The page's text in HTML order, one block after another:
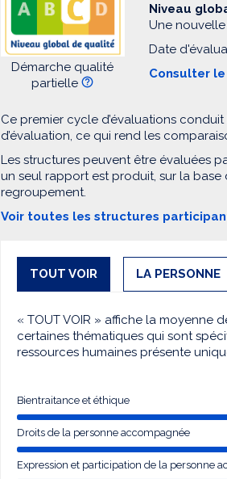
Démarche qualité
partielle
Niveau
Une
Date
Consulter
Ce premier cycle d’évaluations
d’évaluation, ce qui rend les
Les structures peuvent être évaluées
un seul rapport est produit, sur la
regroupement.
Voir toutes les structures
TOUT VOIR LA PERSONNE
« TOUT VOIR » affiche la moyenne
certaines thématiques qui sont
ressources humaines présente
Bientraitance et éthique
Droits de la personne accompagnée
Expression et participation de la personne